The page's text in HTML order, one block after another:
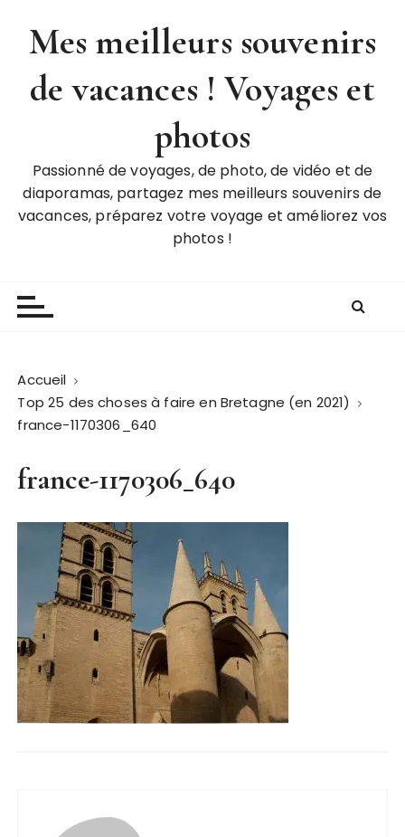
Mes meilleurs souvenirs
de vacances ! Voyages et
photos
Passionné de voyages, de photo, de vidéo et de
diaporamas, partagez mes meilleurs souvenirs de
vacances, préparez votre voyage et améliorez vos
photos !
Accueil
Top 25 des choses à faire en Bretagne (en 2021)
france-1170306_640
france-1170306_640